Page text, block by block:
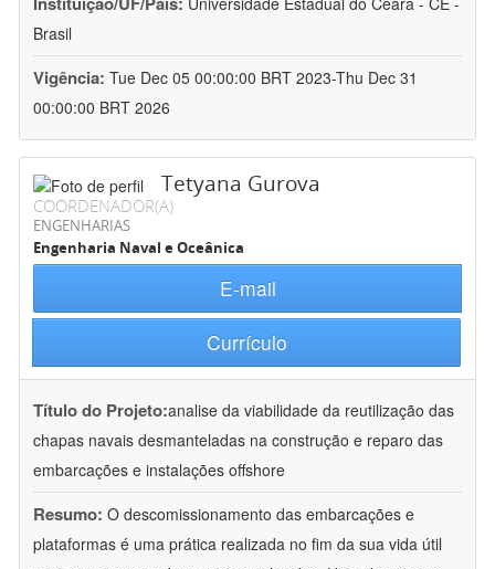
Brasil
Vigência: Tue Dec 05 00:00:00 BRT 2023-Thu Dec 31
00:00:00 BRT 2026
Tetyana Gurova
COORDENADOR(A)
ENGENHARIAS
Engenharia Naval e Oceânica
E-mail
Currículo
Título do Projeto:analise da viabilidade da reutilização das
chapas navais desmanteladas na construção e reparo das
embarcações e instalações offshore
Resumo: O descomissionamento das embarcações e
plataformas é uma prática realizada no fim da sua vida útil